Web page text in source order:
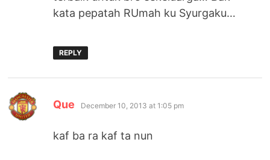
kata pepatah RUmah ku Syurgaku…
REPLY
Que says:
December 10, 2013 at 1:05 pm
kaf ba ra kaf ta nun